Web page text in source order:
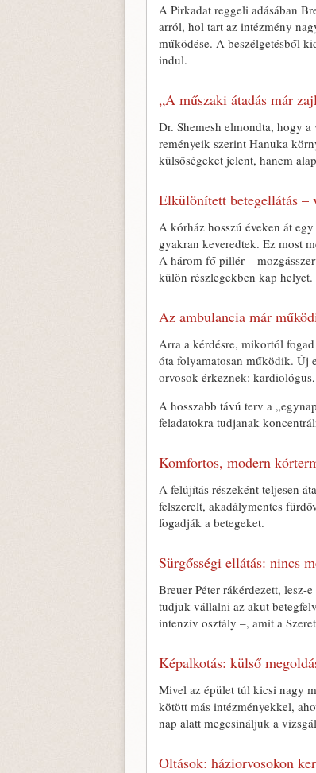
A Pirkadat reggeli adásában
arról, hol tart az intézmény
működése. A beszélgetésből
indul.
„A műszaki átadás már
Dr. Shemesh elmondta, hogy
reményeik szerint Hanuka
külsőségeket jelent, hanem
Elkülönített betegellátás –
A kórház hosszú éveken át
gyakran keveredtek. Ez most
A három fő pillér –
külön részlegekben kap helyet.
Az ambulancia már
Arra a kérdésre, mikortól
óta folyamatosan működik. Új
orvosok érkeznek:
A hosszabb távú terv a
feladatokra tudjanak
Komfortos, modern
A felújítás részeként teljesen
felszerelt, akadálymentes
fogadják a betegeket.
Sürgősségi ellátás: nincs
Breuer Péter rákérdezett, lesz-
tudjuk vállalni az akut
intenzív osztály –, amit a
Képalkotás: külső
Mivel az épület túl kicsi nagy
kötött más intézményekkel,
nap alatt megcsináljuk a
Oltások: háziorvosokon